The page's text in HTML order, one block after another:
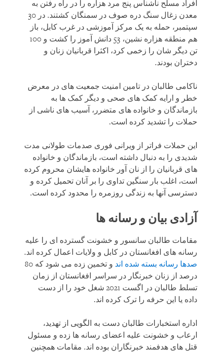
افراد مسلح ناشناس پنج مرد هزاره را در راه رفتن به
معدن زغال سنگ دره صوف در سمنگان کشتند. در 30
سپتمبر، حمله به یک مرکز آموزشی در غرب کابل، باز
هم منطقه هزاره نشین، 53 دانش آموز را کشت و 100
تن دیگر شان را زخمی کرد، اکثرا قربانیان زنان و
دختران بودند.
ناکامی طالبان در تامین امنیت جمعیت های در معرض
خطر و ارایه کمک های صحی و دیگر کمک ها به
بازماندگان و خانواده های متضرر، آسیب های ناشی از
حملات را تشدید کرده است.
این حملات فراتر از ویرانی فوری صدمات طولانی مدت
شدیدی را به دنبال داشته است، بازماندگان و خانواده
های قربانیان را از نان آور خانواده هایشان محروم کرده
است، اغلب بار سنگین تداوی را بر آنان تحمیل کرده و
دسترسی آنها به زندگی روزمره را محدود کرده است.
آزادی بیان و رسانه ها
مقامات طالبان سانسور و خشونت گسترده ای را علیه
رسانه های افغانستان در کابل و ولایات اعمال کرده اند.
صدها رسانه بسته شده اند
و تخمین زده می شود که 80
درصد از زنان خبرنگار در سراسر افغانستان از زمان
تسلط طالبان در اگست 2021 شغل خود را از دست
داده یا این حرفه را ترک کرده اند.
اداره استخبارات طالبان دست به الگویی از تهدید،
ارعاب و خشونت علیه اعضای رسانه ها زده و مسئول
قتل های هدفمند خبرنگاران بوده اند. مقامات همچنین